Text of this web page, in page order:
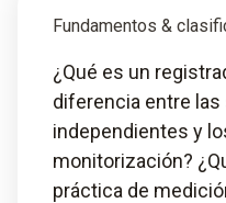
Fundamentos &
¿Qué es un
diferencia entre
independientes y
monitorización?
práctica de